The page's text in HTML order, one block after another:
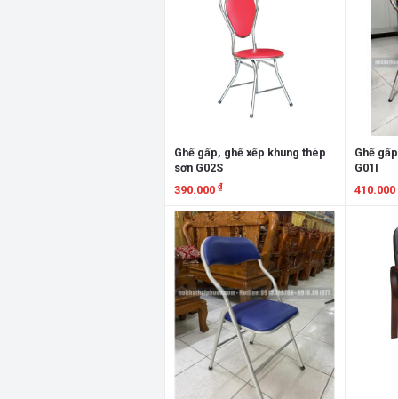
Ghế gấp, ghế xếp khung thép
sơn G02S
390.000 ₫
Xem chi tiết
Ghế
G01I
410.000